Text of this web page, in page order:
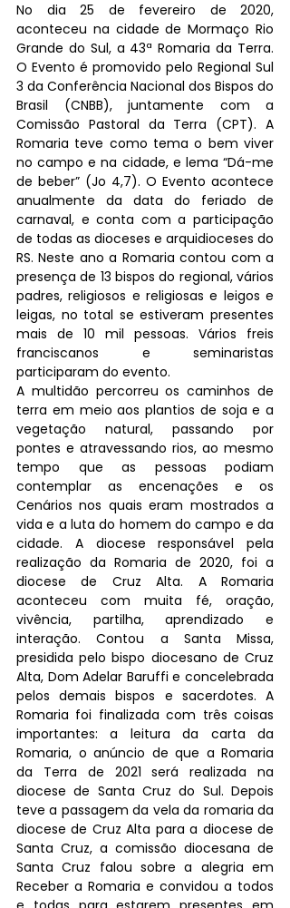
No dia 25 de fevereiro de 2020,
aconteceu na cidade de Mormaço Rio
Grande do Sul, a 43ª Romaria da Terra.
O Evento é promovido pelo Regional Sul
3 da Conferência Nacional dos Bispos do
Brasil (CNBB), juntamente com a
Comissão Pastoral da Terra (CPT). A
Romaria teve como tema o bem viver
no campo e na cidade, e lema “Dá-me
de beber” (Jo 4,7). O Evento acontece
anualmente da data do feriado de
carnaval, e conta com a participação
de todas as dioceses e arquidioceses do
RS. Neste ano a Romaria contou com a
presença de 13 bispos do regional, vários
padres, religiosos e religiosas e leigos e
leigas, no total se estiveram presentes
mais de 10 mil pessoas. Vários freis
franciscanos e seminaristas
participaram do evento.
A multidão percorreu os caminhos de
terra em meio aos plantios de soja e a
vegetação natural, passando por
pontes e atravessando rios, ao mesmo
tempo que as pessoas podiam
contemplar as encenações e os
Cenários nos quais eram mostrados a
vida e a luta do homem do campo e da
cidade. A diocese responsável pela
realização da Romaria de 2020, foi a
diocese de Cruz Alta. A Romaria
aconteceu com muita fé, oração,
vivência, partilha, aprendizado e
interação. Contou a Santa Missa,
presidida pelo bispo diocesano de Cruz
Alta, Dom Adelar Baruffi e concelebrada
pelos demais bispos e sacerdotes. A
Romaria foi finalizada com três coisas
importantes: a leitura da carta da
Romaria, o anúncio de que a Romaria
da Terra de 2021 será realizada na
diocese de Santa Cruz do Sul. Depois
teve a passagem da vela da romaria da
diocese de Cruz Alta para a diocese de
Santa Cruz, a comissão diocesana de
Santa Cruz falou sobre a alegria em
Receber a Romaria e convidou a todos